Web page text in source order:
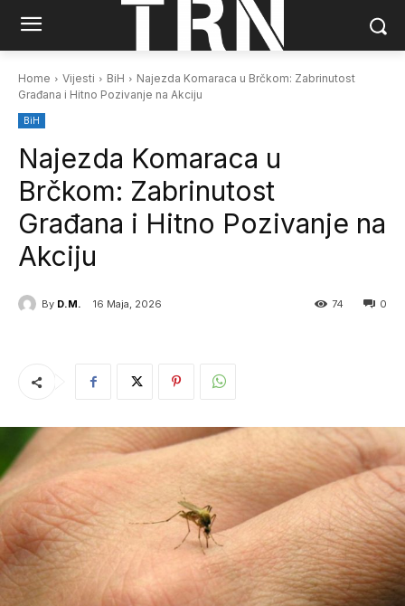
Home Vijesti BiH
Najezda Komaraca u Brčkom: Zabrinutost
Građana i Hitno Pozivanje na Akciju
BiH
Najezda Komaraca u
Brčkom: Zabrinutost
Građana i Hitno Pozivanje na
Akciju
By D.M. 16 Maja, 2026 0
74